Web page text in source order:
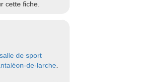
cette fiche.
salle de sport
de-larche